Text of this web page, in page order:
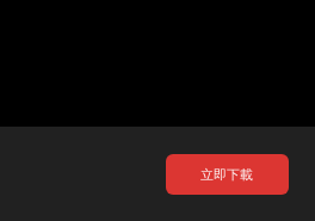
立即下載